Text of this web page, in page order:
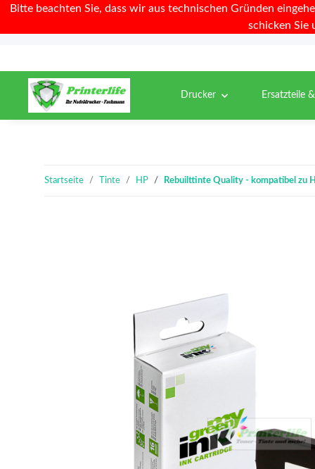
Bitte beachten Sie, dass wir aus technischen Gründen
schicken Sie
Drucker Ersatzteile
Startseite Tinte HP Rebuilttinte Quality - kompatibel zu